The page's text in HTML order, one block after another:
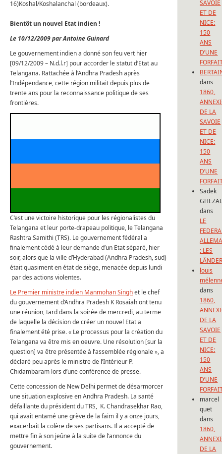
16)Koshal/Koshalanchal (bordeaux).
Bientôt un nouvel Etat indien !
Le 10/12/2009 par Antoine Guinard
Le gouvernement indien a donné son feu vert hier
[09/12/2009 – N.d.l.r] pour accorder le statut d’Etat au
Telangana. Rattachée à l’Andhra Pradesh après
l’Indépendance, cette région militait depuis plus de
trente ans pour la reconnaissance politique de ses
frontières.
C’est une victoire historique pour les régionalistes du
Telangana et leur porte-drapeau politique, le Telangana
Rashtra Samithi (TRS). Le gouvernement fédéral a
finalement cédé à leur demande d’un Etat séparé, hier
soir, alors que la ville d’Hyderabad (Andhra Pradesh, sud)
était quasiment en état de siège, menacée depuis lundi
par des actions violentes.
Le Premier ministre indien Manmohan Singhet le chef
du gouvernement d’Andhra Pradesh K Rosaiah ont tenu
une réunion, tard dans la soirée de mercredi, au terme
de laquelle la décision de créer un nouvel Etat a
finalement été prise. « Le processus pour la création du
Telangana va être mis en oeuvre. Une résolution [sur la
question] va être présentée à l’assemblée régionale », a
déclaré peu après le ministre de l’Intérieur P.
Chidambaram lors d’une conférence de presse.
Cette concession de New Delhi permet de désarmorcer
une situation explosive en Andhra Pradesh. La santé
défaillante du président du TRS, K. Chandrasekhar Rao,
qui avait entamé une grève de la faim il y a onze jours,
exacerbait la colère de ses partisans. Il a accepté de
mettre fin à son jeûne à la suite de l’annonce du
gouvernement.
SAVOIE
ET DE
NICE:
150
ANS
D’UNE
dans
1860,
DE LA
SAVOIE
ET DE
NICE:
150
ANS
D’UNE
Sadek
dans
LE
: LES
louis
dans
1860,
DE LA
SAVOIE
ET DE
NICE:
150
ANS
D’UNE
marcel
quet
dans
1860,
DE LA